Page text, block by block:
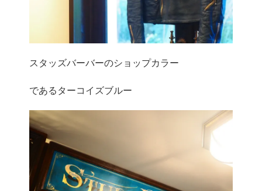
スタッズバーバーのショップカラー
であるターコイズブルー